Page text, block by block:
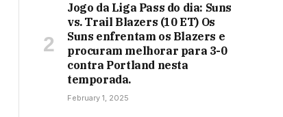
Jogo da Liga Pass do dia: Suns
vs. Trail Blazers (10 ET) Os
Suns enfrentam os Blazers e
procuram melhorar para 3-0
contra Portland nesta
temporada.
February 1, 2025